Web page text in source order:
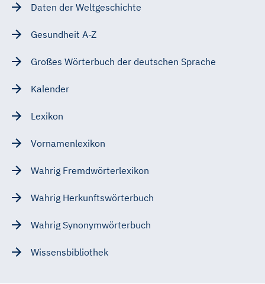
Daten der Weltgeschichte
Gesundheit A-Z
Großes Wörterbuch der deutschen Sprache
Kalender
Lexikon
Vornamenlexikon
Wahrig Fremdwörterlexikon
Wahrig Herkunftswörterbuch
Wahrig Synonymwörterbuch
Wissensbibliothek